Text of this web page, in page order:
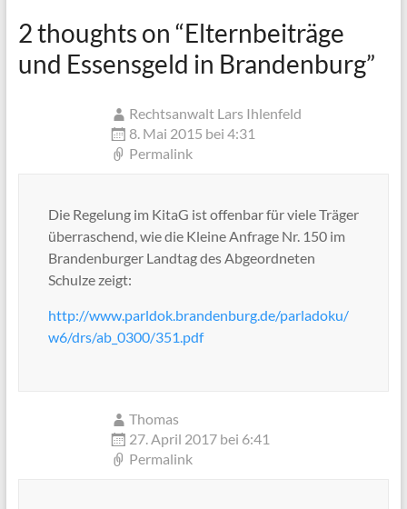
2 thoughts on “Elternbeiträge
und Essensgeld in Brandenburg”
Rechtsanwalt Lars Ihlenfeld
8. Mai 2015 bei 4:31
Permalink
Die Regelung im KitaG ist offenbar für viele Träger
überraschend, wie die Kleine Anfrage Nr. 150 im
Brandenburger Landtag des Abgeordneten
Schulze zeigt:
http://www.parldok.brandenburg.de/parladoku/
w6/drs/ab_0300/351.pdf
Thomas
27. April 2017 bei 6:41
Permalink